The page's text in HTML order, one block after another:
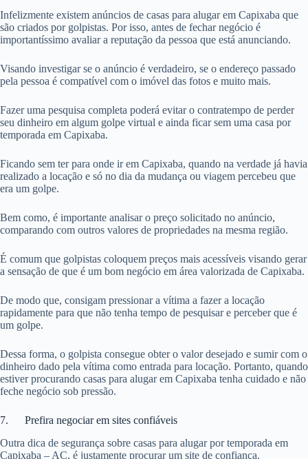
Infelizmente existem anúncios de casas para alugar em Capixaba que
são criados por golpistas. Por isso, antes de fechar negócio é
importantíssimo avaliar a reputação da pessoa que está anunciando.
Visando investigar se o anúncio é verdadeiro, se o endereço passado
pela pessoa é compatível com o imóvel das fotos e muito mais.
Fazer uma pesquisa completa poderá evitar o contratempo de perder
seu dinheiro em algum golpe virtual e ainda ficar sem uma casa por
temporada em Capixaba.
Ficando sem ter para onde ir em Capixaba, quando na verdade já havia
realizado a locação e só no dia da mudança ou viagem percebeu que
era um golpe.
Bem como, é importante analisar o preço solicitado no anúncio,
comparando com outros valores de propriedades na mesma região.
É comum que golpistas coloquem preços mais acessíveis visando gerar
a sensação de que é um bom negócio em área valorizada de Capixaba.
De modo que, consigam pressionar a vítima a fazer a locação
rapidamente para que não tenha tempo de pesquisar e perceber que é
um golpe.
Dessa forma, o golpista consegue obter o valor desejado e sumir com o
dinheiro dado pela vítima como entrada para locação. Portanto, quando
estiver procurando casas para alugar em Capixaba tenha cuidado e não
feche negócio sob pressão.
7. Prefira negociar em sites confiáveis
Outra dica de segurança sobre casas para alugar por temporada em
Capixaba – AC, é justamente procurar um site de confiança.